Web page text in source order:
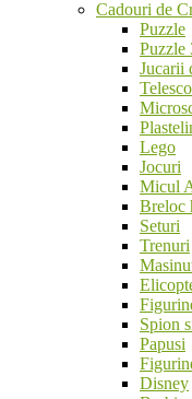
Cadouri de
Puzzle
Puzzle
Jucarii
Lego
Jocuri
Micul
Breloc
Seturi
Trenuri
Spion
Papusi
Disney